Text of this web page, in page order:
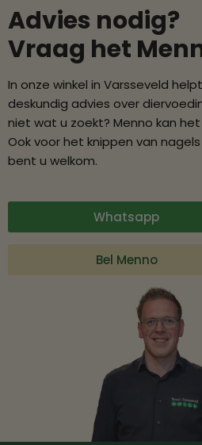
Advies nodig?
Vraag het
In onze winkel in Varsseveld
deskundig advies over
niet wat u zoekt? Menno kan
Ook voor het knippen van
bent u welkom.
Whatsapp
Bel Menno